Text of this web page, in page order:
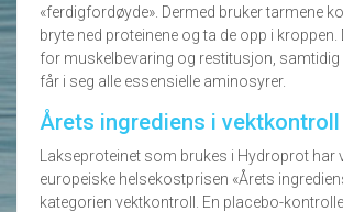
«ferdigfordøyde». Dermed bruker tarmene
bryte ned proteinene og ta de opp i kroppen.
for muskelbevaring og restitusjon,
får i seg alle essensielle aminosyrer.
Årets ingrediens i vektkontroll
Lakseproteinet som brukes i Hydroprot har
europeiske helsekostprisen «Årets
kategorien vektkontroll. En placebo-